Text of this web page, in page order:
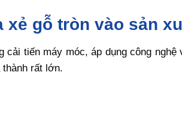
gỗ tròn vào sản
tiến máy móc, áp dụng công nghệ
thành rất lớn.